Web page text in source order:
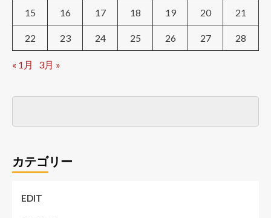
15 16 17 18 19 20 21
22 23 24 25 26 27 28
« 1月 3月 »
カテゴリー
EDIT